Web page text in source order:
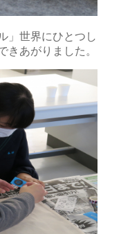
」世界にひとつし
きあがりました。